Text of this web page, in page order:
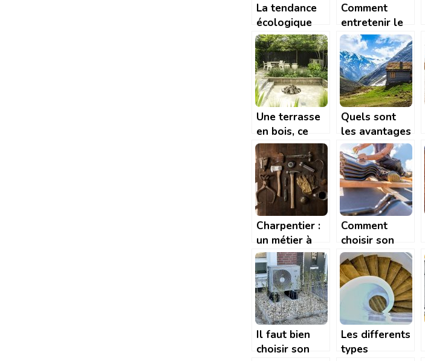
La tendance
écologique
des maisons
en bois
Comment
entretenir le
bardage d’une
maison en
bois?
Une terrasse
en bois, ce
qu’il faut
savoir
Quels sont
les avantages
et
inconvénients
d’une maison
en bois ?
Charpentier :
un métier à
haut risque
Comment
choisir son
couvreur et
que faut-il lui
demander ?
Il faut bien
choisir son
Les differents
types